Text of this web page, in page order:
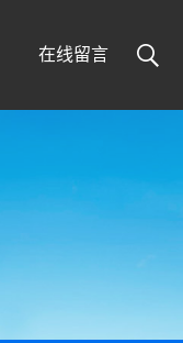
在线留言